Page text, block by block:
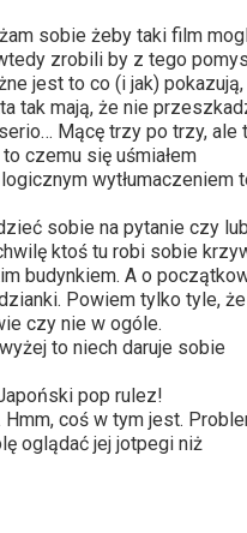
sobie żeby taki film
zrobili by z tego
jest to co (i jak) pokazują,
tak mają, że nie
Mącę trzy po trzy, ale
czemu się uśmiałem
wytłumaczeniem
sobie na pytanie czy
ktoś tu robi sobie
budynkiem. A o
Powiem tylko tyle,
czy nie w ogóle.
to niech daruje sobie
pop rulez!
Hmm, coś w tym jest.
oglądać jej jotpegi niż